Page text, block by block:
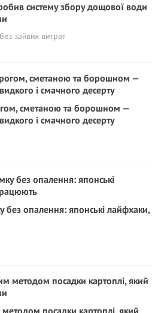
систему збору дощової води
зайвих витрат
сметаною та борошном —
і смачного десерту
без опалення: японські лайфхаки,
посадки картоплі, який